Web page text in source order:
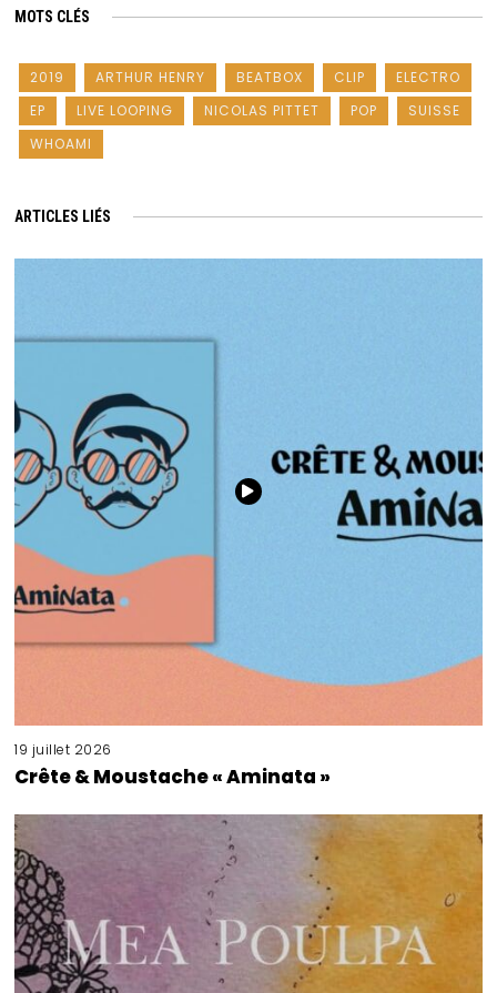
MOTS CLÉS
2019 ARTHUR HENRY BEATBOX CLIP
ELECTRO
EP
LIVE LOOPING NICOLAS PITTET POP
SUISSE
WHOAMI
ARTICLES LIÉS
19 juillet 2026
Crête & Moustache « Aminata »